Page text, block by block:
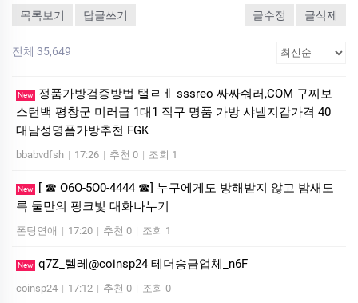
목록보기 답글쓰기 글수정 글삭제
전체 35,649
New
정품가방검증방법 탤ㄹㅔ sssreo 싸싸숴러,COM 구찌보
스턴백 평창군 미러급 1대1 직구 명품 가방 샤넬지갑가격 40
대남성명품가방추천 FGK
bbabvdfsh | 17:26 | 추천 0 | 조회 1
New
[ ☎ O6O-5O0-4444 ☎] 누구에게도 방해받지 않고 밤새도
록 둘만의 핑크빛 대화나누기
폰팅연애 | 17:20 | 추천 0 | 조회 1
New q7Z_텔레@coinsp24 테더송금업체_n6F
coinsp24 | 17:12 | 추천 0 | 조회 0